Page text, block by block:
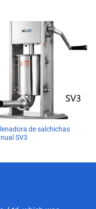
de salchichas
SV3